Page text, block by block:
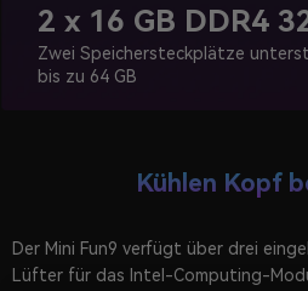
2 x 16 GB DDR4
Zwei Speichersteckplätze
bis zu 64 GB
Kühlen Kopf
Der Mini Fun9 verfügt über drei
Lüfter für das Intel-Computing-